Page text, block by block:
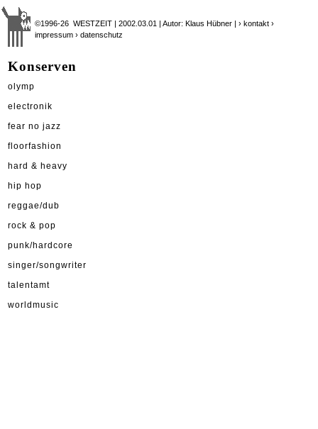
©1996-26 WESTZEIT | 2002.03.01 | Autor: Klaus Hübner |› kontakt ›
impressum › datenschutz
Konserven
olymp
electronik
fear no jazz
floorfashion
hard & heavy
hip hop
reggae/dub
rock & pop
punk/hardcore
singer/songwriter
talentamt
worldmusic